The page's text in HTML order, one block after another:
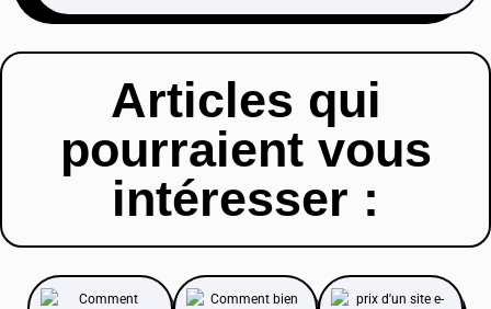
Articles qui
pourraient vous
intéresser :